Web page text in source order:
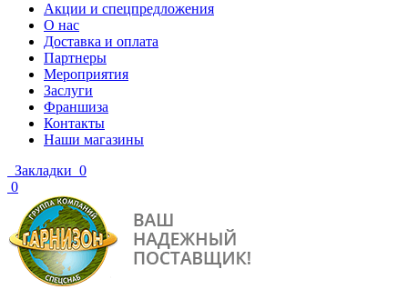
Акции и спецпредложения
О нас
Доставка и оплата
Партнеры
Мероприятия
Заслуги
Франшиза
Контакты
Наши магазины
Закладки 0
0